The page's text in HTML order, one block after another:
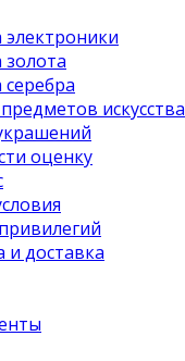
электроники
золота
серебра
искусства
оценку
и доставка